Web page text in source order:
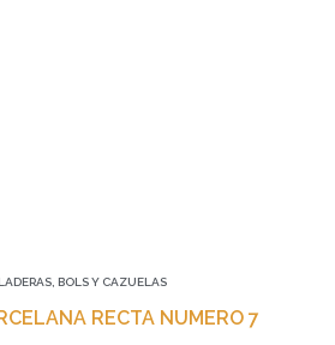
BOLS Y CAZUELAS
RECTA NUMERO 7